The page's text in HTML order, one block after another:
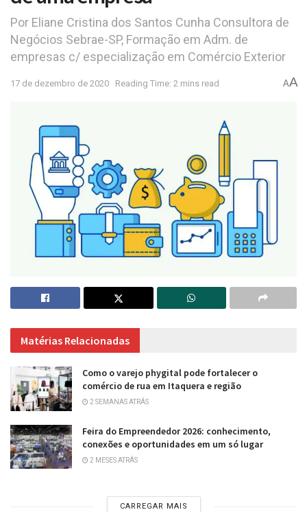
Por Eliane Cristina dos Santos Cunha Consultora de
Negócios Sebrae-SP, Formação em Adm. de
empresas c/ especialização em Comércio Exterior
17 de dezembro de 2020 Reading Time: 2 mins read AA
Matérias Relacionadas
Como o varejo phygital pode fortalecer o
comércio de rua em Itaquera e região
2 SEMANAS ATRÁS
Feira do Empreendedor 2026: conhecimento,
conexões e oportunidades em um só lugar
2 MESES ATRÁS
CARREGAR MAIS